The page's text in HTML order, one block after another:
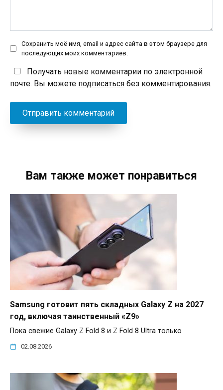
Сохранить моё имя, email и адрес сайта в этом браузере для
последующих моих комментариев.
Получать новые комментарии по электронной
почте. Вы можете подписаться без комментирования.
Вам также может понравиться
Samsung готовит пять складных Galaxy Z на 2027
год, включая таинственный «Z9»
Пока свежие Galaxy Z Fold 8 и Z Fold 8 Ultra только
02.08.2026